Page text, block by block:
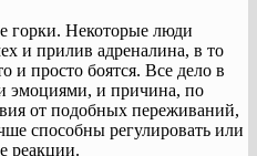
горки. Некоторые люди
и прилив адреналина, в то
и просто боятся. Все дело в
эмоциями, и причина, по
от подобных переживаний,
способны регулировать или
реакции.